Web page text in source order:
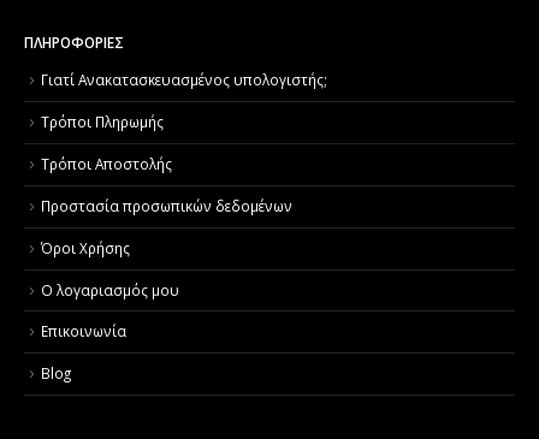
ΠΛΗΡΟΦΟΡΙΕΣ
Γιατί Aνακατασκευασμένος υπολογιστής;
Τρόποι Πληρωμής
Τρόποι Αποστολής
Προστασία προσωπικών δεδομένων
Όροι Χρήσης
Ο λογαριασμός μου
Επικοινωνία
Blog